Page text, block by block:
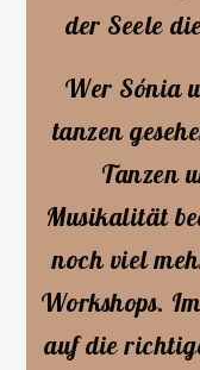
der Seele
Wer Sónia
tanzen
Tanzen
Musikalität
noch viel
Workshops.
auf die